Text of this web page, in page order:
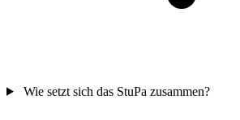
Wie setzt sich das StuPa zusammen?